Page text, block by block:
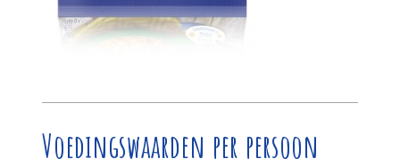
Voedingswaarden per persoon